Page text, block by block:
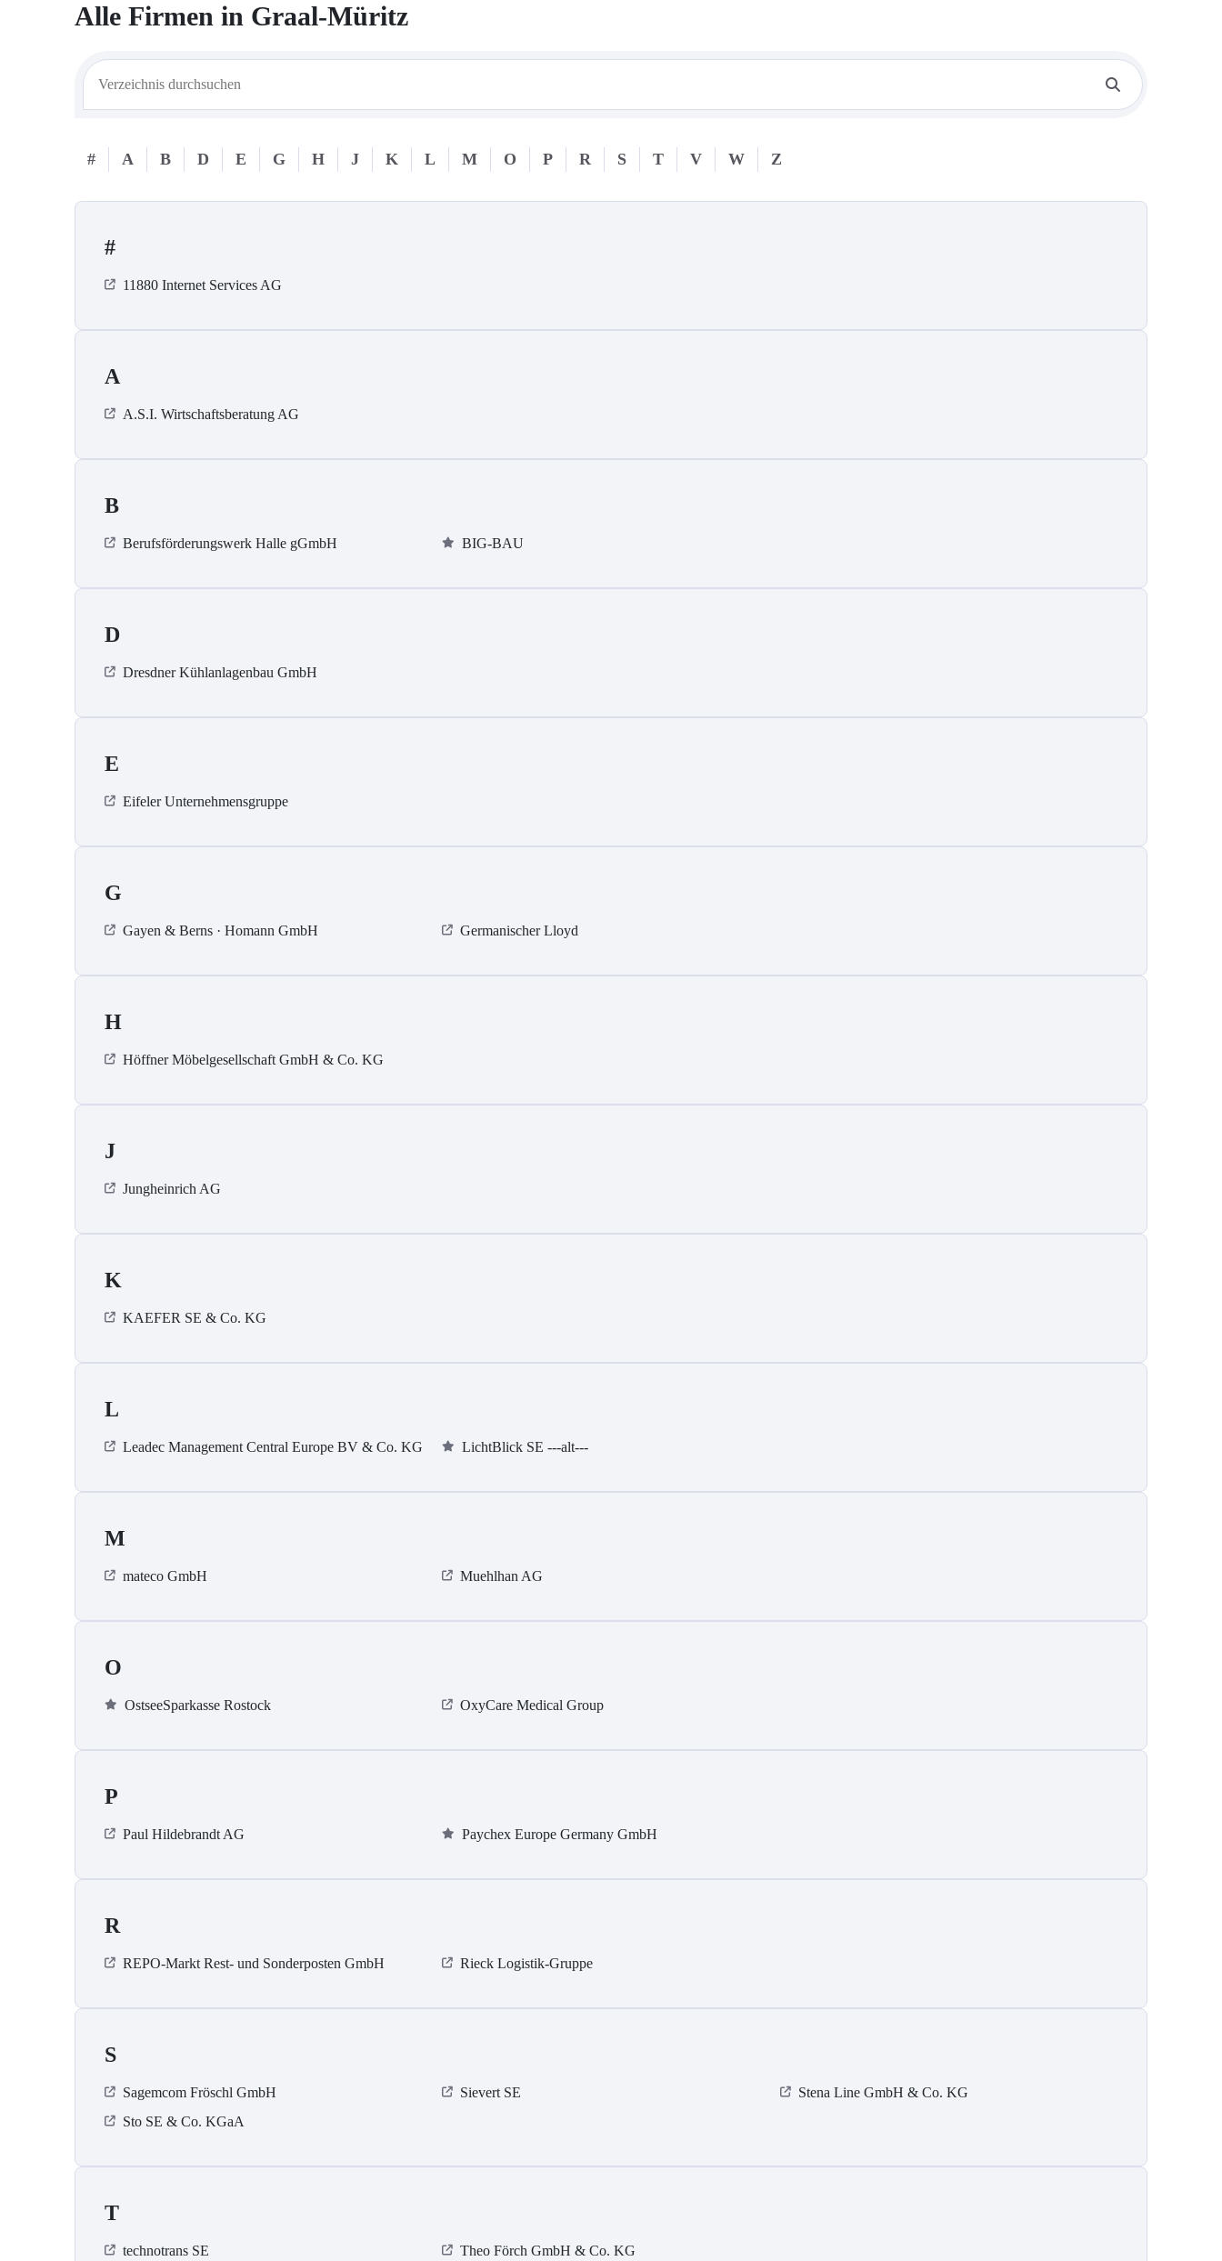
Alle Firmen in Graal-Müritz
# A B D E G H J K L M O P R S T V W Z
#
11880 Internet Services AG
A
A.S.I. Wirtschaftsberatung AG
B
Berufsförderungswerk Halle gGmbH BIG-BAU
D
Dresdner Kühlanlagenbau GmbH
E
Eifeler Unternehmensgruppe
G
Gayen & Berns · Homann GmbH Germanischer Lloyd
H
Höffner Möbelgesellschaft GmbH & Co. KG
J
Jungheinrich AG
K
KAEFER SE & Co. KG
L
Leadec Management Central Europe BV & Co. KG LichtBlick SE ---alt---
M
mateco GmbH Muehlhan AG
O
OstseeSparkasse Rostock OxyCare Medical Group
P
Paul Hildebrandt AG Paychex Europe Germany GmbH
R
REPO-Markt Rest- und Sonderposten GmbH Rieck Logistik-Gruppe
S
Sagemcom Fröschl GmbH Sievert SE
Stena Line GmbH & Co. KG
Sto SE & Co. KGaA
T
technotrans SE Theo Förch GmbH & Co. KG